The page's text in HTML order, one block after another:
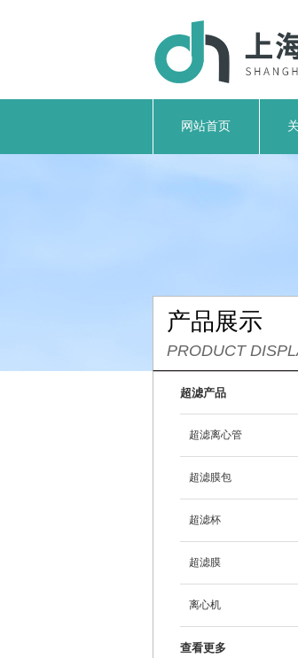
网站首页
产品展示
PRODUCT
超滤产品
超滤离心管
超滤膜包
超滤杯
超滤膜
离心机
查看更多